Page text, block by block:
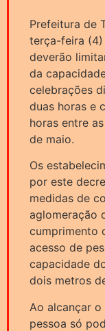
Prefeitura de
terça-feira
deverão
da
celebrações
duas horas e
horas entre
de maio.
Os
por este
medidas de
aglomeração
cumprimento
acesso de
capacidade
dois metros
Ao alcançar
pessoa só